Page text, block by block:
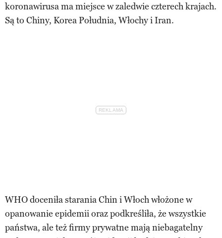
koronawirusa ma miejsce w zaledwie czterech krajach.
Są to Chiny, Korea Południa, Włochy i Iran.
WHO doceniła starania Chin i Włoch włożone w
opanowanie epidemii oraz podkreśliła, że wszystkie
państwa, ale też firmy prywatne mają niebagatelny